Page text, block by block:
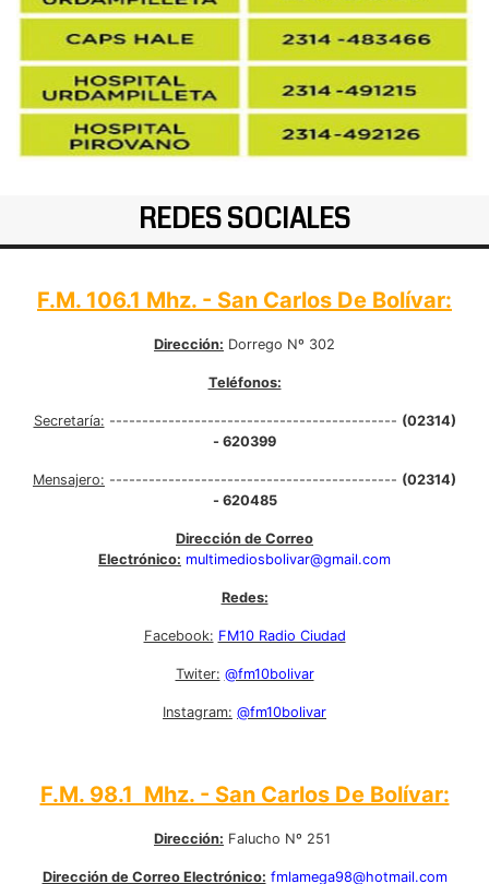
REDES SOCIALES
F.M. 106.1 Mhz. - San Carlos De Bolívar:
Dirección: Dorrego Nº 302
Teléfonos:
Secretaría: -------------------------------------------- (02314)
- 620399
Mensajero: -------------------------------------------- (02314)
- 620485
Dirección de Correo
Electrónico: multimediosbolivar@gmail.com
Redes:
Facebook: FM10 Radio Ciudad
Twiter: @fm10bolivar
Instagram: @fm10bolivar
F.M. 98.1 Mhz. - San Carlos De Bolívar:
Dirección: Falucho Nº 251
Dirección de Correo Electrónico: fmlamega98@hotmail.com